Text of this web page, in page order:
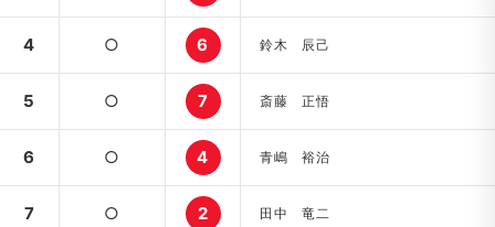
4 ○ 6 鈴木 辰己
5 ○ 7 斎藤 正悟
6 ○ 4 青嶋 裕治
7 ○ 2 田中 竜二